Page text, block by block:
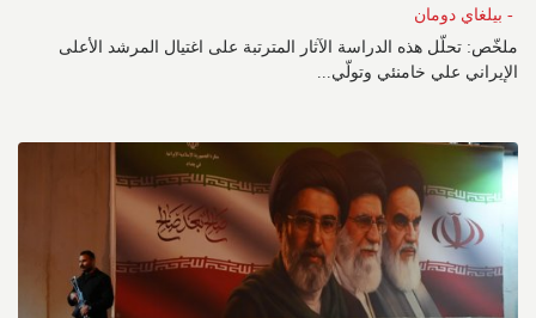
- بيلغاي دومان
ملخّص: تحلّل هذه الدراسة الآثار المترتبة على اغتيال المرشد الأعلى
الإيراني علي خامنئي وتولّي...